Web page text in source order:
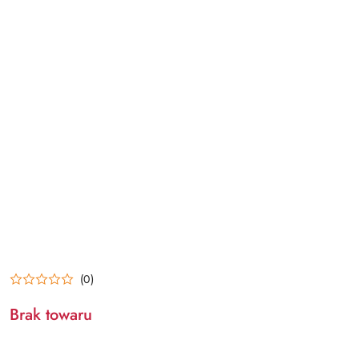
(0)
Brak towaru